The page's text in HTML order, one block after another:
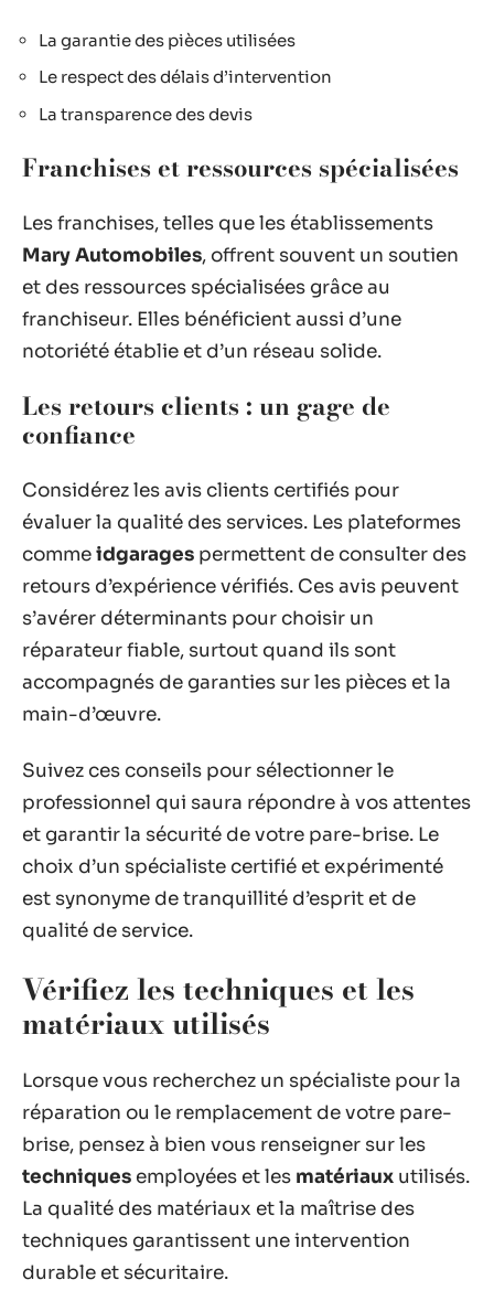
La garantie des pièces utilisées
Le respect des délais d’intervention
La transparence des devis
Franchises et ressources spécialisées
Les franchises, telles que les établissements
Mary Automobiles, offrent souvent un soutien
et des ressources spécialisées grâce au
franchiseur. Elles bénéficient aussi d’une
notoriété établie et d’un réseau solide.
Les retours clients : un gage de
confiance
Considérez les avis clients certifiés pour
évaluer la qualité des services. Les plateformes
commeidgarages permettent de consulter des
retours d’expérience vérifiés. Ces avis peuvent
s’avérer déterminants pour choisir un
réparateur fiable, surtout quand ils sont
accompagnés de garanties sur les pièces et la
main-d’œuvre.
Suivez ces conseils pour sélectionner le
professionnel qui saura répondre à vos attentes
et garantir la sécurité de votre pare-brise. Le
choix d’un spécialiste certifié et expérimenté
est synonyme de tranquillité d’esprit et de
qualité de service.
Vérifiez les techniques et les
matériaux utilisés
Lorsque vous recherchez un spécialiste pour la
réparation ou le remplacement de votre pare-
brise, pensez à bien vous renseigner sur les
techniques employées et les matériaux utilisés.
La qualité des matériaux et la maîtrise des
techniques garantissent une intervention
durable et sécuritaire.